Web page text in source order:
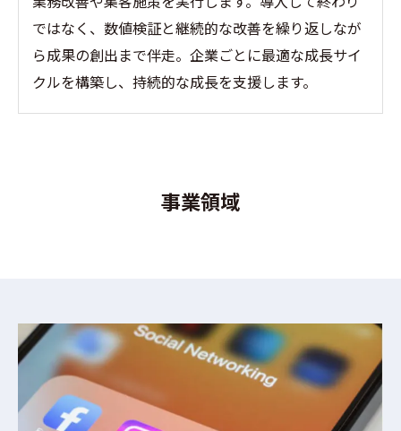
ではなく、数値検証と継続的な改善を繰り返しなが
ら成果の創出まで伴走。企業ごとに最適な成長サイ
クルを構築し、持続的な成長を支援します。
事業領域